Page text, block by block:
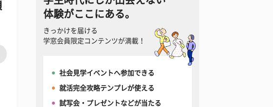
体験がここにある。
きっかけを届ける
学窓会員限定コンテンツが満載！
社会見学イベントへ参加できる
就活完全攻略テンプレが使える
試写会・プレゼントなどが当たる